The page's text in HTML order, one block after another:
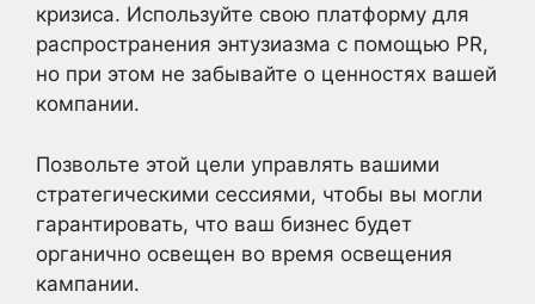
кризиса. Используйте свою платформу для
распространения энтузиазма с помощью PR,
но при этом не забывайте о ценностях вашей
компании.
Позвольте этой цели управлять вашими
стратегическими сессиями, чтобы вы могли
гарантировать, что ваш бизнес будет
органично освещен во время освещения
кампании.